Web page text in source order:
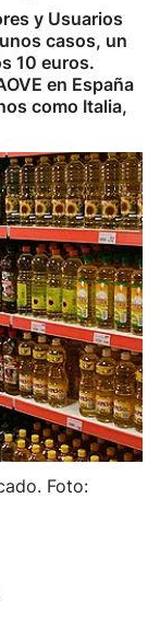
y Usuarios
casos, un
10 euros.
en España
como Italia,
Foto: